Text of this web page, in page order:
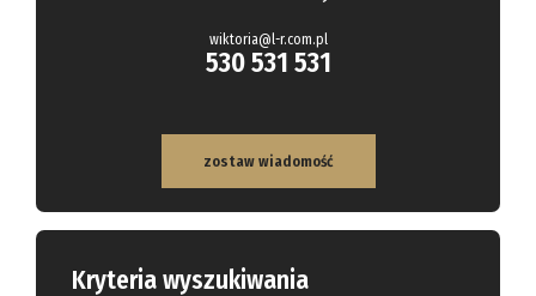
wiktoria@l-r.com.pl
530 531 531
zostaw wiadomość
Kryteria wyszukiwania